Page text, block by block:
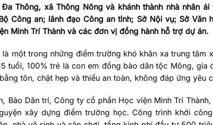
Thông, xã Thông Nông và khánh thành nhà nhân
Công an; lãnh đạo Công an tỉnh; Sở Nội vụ; Sở Văn
Minh Trí Thành và các đơn vị đồng hành hỗ trợ dự án.
một trong những điểm trường khó khăn xa trung tâm
tuổi, 100% trẻ là con em đồng bào dân tộc Mông, gia
tôn, chật hẹp và thiếu an toàn, không đáp ứng yêu
Báo Dân trí, Công ty cổ phần Học viện Minh Trí
xây dựng điểm trường học. Công trình khởi